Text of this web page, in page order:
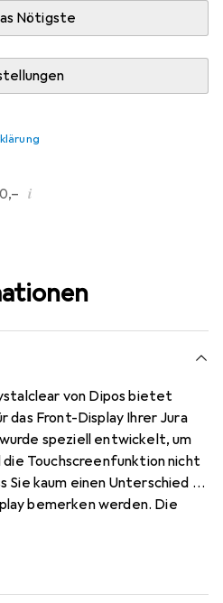
Nötigste
Warenkorb
i
von Dipos bietet
das Front-Display Ihrer Jura
speziell entwickelt, um
Touchscreenfunktion nicht
Sie kaum einen Unterschied zu
bemerken werden. Die
mit einer Bleistifthärte
Dank modernster